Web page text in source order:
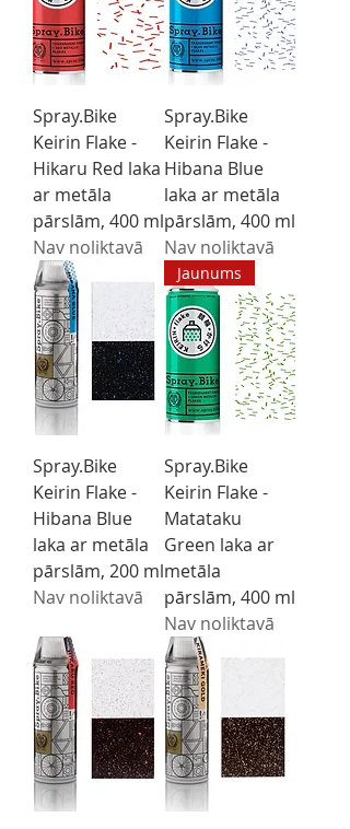
Spray.Bike
Keirin Flake -
Hikaru Red laka
ar metāla
pārslām, 400 ml
Nav noliktavā
Spray.Bike
Keirin Flake -
Hibana Blue
laka ar metāla
pārslām, 400 ml
Nav noliktavā
Spray.Bike
Keirin Flake -
Hibana Blue
laka ar metāla
pārslām, 200 ml
Nav noliktavā
Jaunums
Spray.Bike
Keirin Flake -
Matataku
Green laka ar
metāla
pārslām, 400 ml
Nav noliktavā